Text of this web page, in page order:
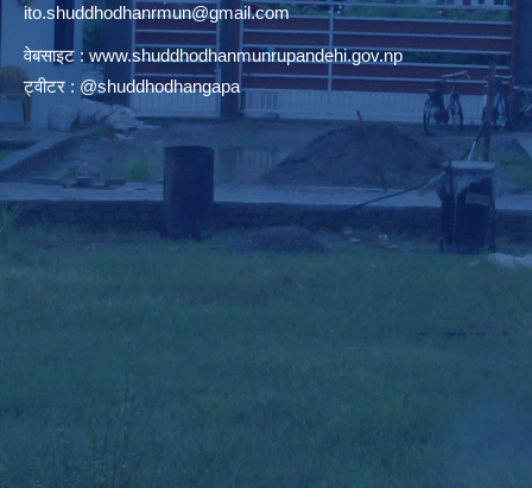
ito.shuddhodhanrmun@gmail.com
वेबसाइट : www.shuddhodhanmunrupandehi.gov.np
ट्वीटर : @shuddhodhangapa